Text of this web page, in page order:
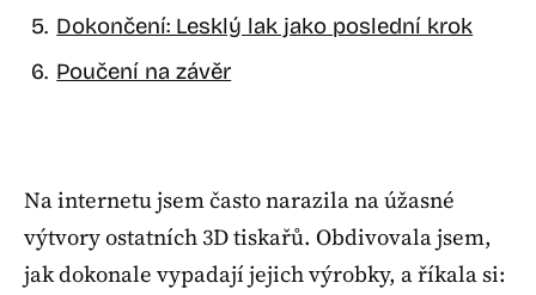
Dokončení: Lesklý lak jako poslední krok
Poučení na závěr
Na internetu jsem často narazila na úžasné
výtvory ostatních 3D tiskařů. Obdivovala jsem,
jak dokonale vypadají jejich výrobky, a říkala si: